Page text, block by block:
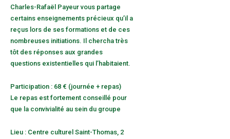
Charles-Rafaël Payeur vous partage
certains enseignements précieux qu’il a
reçus lors de ses formations et de ces
nombreuses initiations. Il chercha très
tôt des réponses aux grandes
questions existentielles qui l’habitaient.
Participation : 68 € (journée + repas)
Le repas est fortement conseillé pour
que la convivialité au sein du groupe
Lieu : Centre culturel Saint-Thomas, 2